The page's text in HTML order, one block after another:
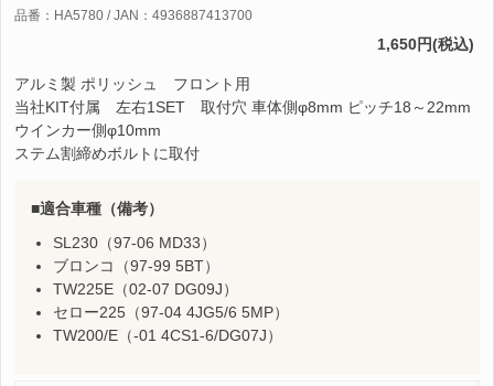
品番：HA5780 / JAN：4936887413700
1,650円(税込)
アルミ製 ポリッシュ フロント用
当社KIT付属 左右1SET 取付穴 車体側φ8mm ピッチ18～22mm
ウインカー側φ10mm
ステム割締めボルトに取付
適合車種（備考）
SL230（97-06 MD33）
ブロンコ（97-99 5BT）
TW225E（02-07 DG09J）
セロー225（97-04 4JG5/6 5MP）
TW200/E（-01 4CS1-6/DG07J）